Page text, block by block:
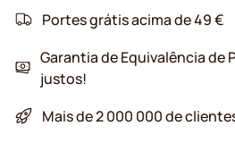
Portes grátis acima de 49 €
Garantia de Equivalência de
justos!
Mais de 2 000 000 de